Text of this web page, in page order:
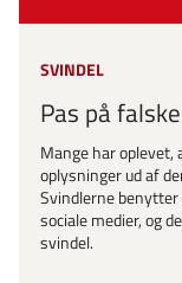
SVINDEL
Pas på
Mange har
oplysninger ud af
Svindlerne benytter
sociale medier, og
svindel.